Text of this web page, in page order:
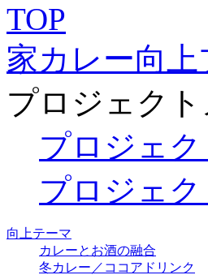
TOP
家カレー向
プロジェク
プロジェ
プロジェ
向上テーマ
カレーとお酒の融合
冬カレー／ココアドリンク